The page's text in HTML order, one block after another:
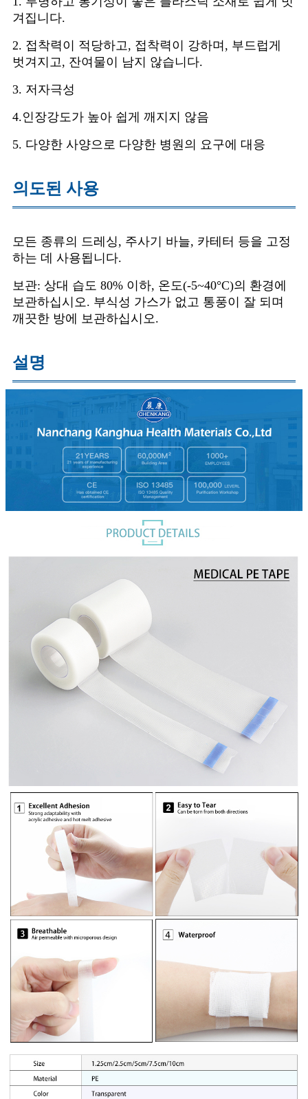
겨집니다.
2. 접착력이 적당하고, 접착력이 강하며, 부드럽게
벗겨지고, 잔여물이 남지 않습니다.
3. 저자극성
4.인장강도가 높아 쉽게 깨지지 않음
5. 다양한 사양으로 다양한 병원의 요구에 대응
의도된 사용
모든 종류의 드레싱, 주사기 바늘, 카테터 등을 고정
하는 데 사용됩니다.
보관: 상대 습도 80% 이하, 온도(-5~40°C)의 환경에
보관하십시오. 부식성 가스가 없고 통풍이 잘 되며
깨끗한 방에 보관하십시오.
설명